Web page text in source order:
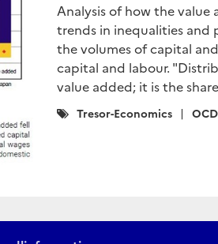
Analysis of how the
trends in inequalities and
the volumes of capital
capital and labour.
value added; it is the
Catégories
Tresor-Economics